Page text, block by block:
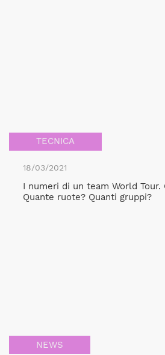
TECNICA
18/03/2021
I numeri di un team World Tour.
Quante ruote? Quanti gruppi?
NEWS